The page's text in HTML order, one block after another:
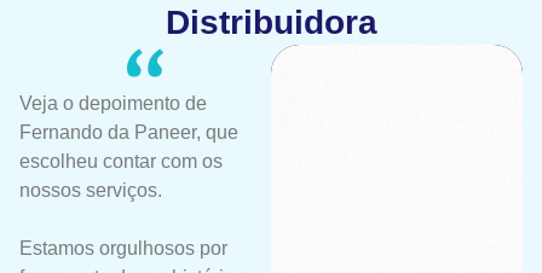
Distribuidora
Veja o depoimento de
Fernando da Paneer, que
escolheu contar com os
nossos serviços.
Estamos orgulhosos por